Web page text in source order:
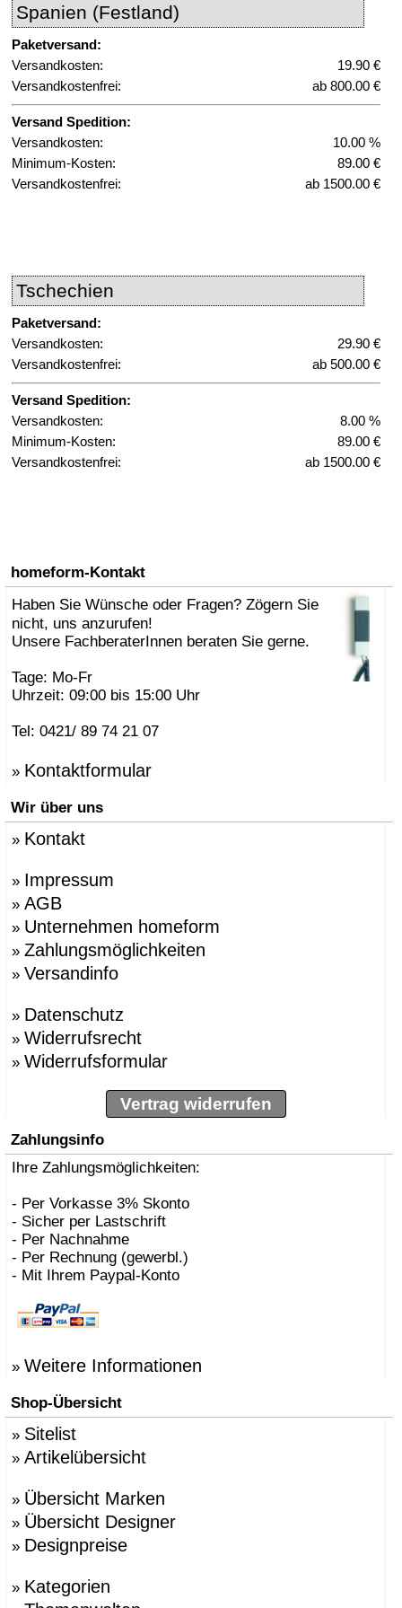
Spanien (Festland)
Paketversand:
Versandkosten:
19.90 €
Versandkostenfrei:
ab 800.00 €
Versand Spedition:
Versandkosten:
10.00 %
Minimum-Kosten:
89.00 €
Versandkostenfrei:
ab 1500.00 €
Tschechien
Paketversand:
Versandkosten:
29.90 €
Versandkostenfrei:
ab 500.00 €
Versand Spedition:
Versandkosten:
8.00 %
Minimum-Kosten:
89.00 €
Versandkostenfrei:
ab 1500.00 €
homeform-Kontakt
Haben Sie Wünsche oder Fragen? Zögern Sie
nicht, uns anzurufen!
Unsere FachberaterInnen beraten Sie gerne.
Tage: Mo-Fr
Uhrzeit: 09:00 bis 15:00 Uhr
Tel: 0421/ 89 74 21 07
» Kontaktformular
Wir über uns
» Kontakt
» Impressum
» AGB
» Unternehmen homeform
» Zahlungsmöglichkeiten
» Versandinfo
» Datenschutz
» Widerrufsrecht
» Widerrufsformular
Vertrag widerrufen
Zahlungsinfo
Ihre Zahlungsmöglichkeiten:
- Per Vorkasse 3% Skonto
- Sicher per Lastschrift
- Per Nachnahme
- Per Rechnung (gewerbl.)
- Mit Ihrem Paypal-Konto
» Weitere Informationen
Shop-Übersicht
» Sitelist
» Artikelübersicht
» Übersicht Marken
» Übersicht Designer
» Designpreise
» Kategorien